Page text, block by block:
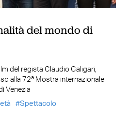
del mondo di
del regista Claudio Caligari,
alla 72ª Mostra internazionale
Venezia
Spettacolo